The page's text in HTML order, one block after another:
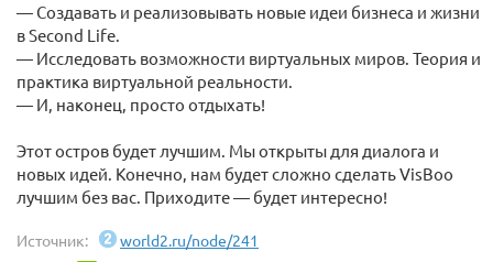
— Создавать и реализовывать новые идеи бизнеса и жизни
в Second Life.
— Исследовать возможности виртуальных миров. Теория и
практика виртуальной реальности.
— И, наконец, просто отдыхать!
Этот остров будет лучшим. Мы открыты для диалога и
новых идей. Конечно, нам будет сложно сделать VisBoo
лучшим без вас. Приходите — будет интересно!
Источник: world2.ru/node/241